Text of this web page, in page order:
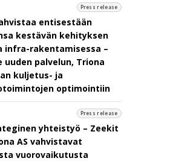
Press release
entisestään
kestävän kehityksen
infra-rakentamisessa –
uuden palvelun, Triona
kuljetus- ja
optimointiin
Press release
yhteistyö – Zeekit
AS vahvistavat
vuorovaikutusta